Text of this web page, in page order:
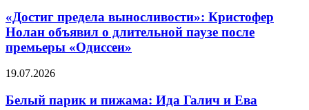
«Достиг предела выносливости»: Кристофер
Нолан объявил о длительной паузе после
премьеры «Одиссеи»
19.07.2026
Белый парик и пижама: Ида Галич и Ева